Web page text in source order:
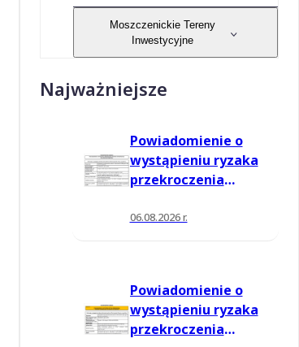
Moszczenickie Tereny
Inwestycyjne
Najważniejsze
Powiadomienie o
wystąpieniu ryzaka
przekroczenia
informowania dla
06.08.2026 r.
Powiadomienie o
wystąpieniu ryzaka
przekroczenia